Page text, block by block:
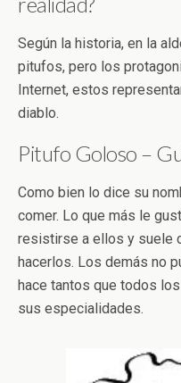
Según la historia, en la
pitufos, pero los
Internet, estos
diablo.
Pitufo Goloso –
Como bien lo dice su
comer. Lo que más le
resistirse a ellos y suele
hacerlos. Los demás no
hace tantos que todos
sus especialidades.